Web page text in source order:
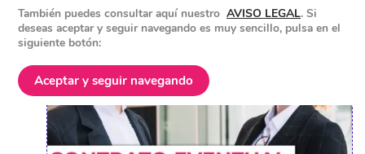
POSTED ON3 MAYO 2023
También puedes consultar aquí nuestro AVISO LEGAL. Si
deseas aceptar y seguir navegando es muy sencillo, pulsa en el
siguiente botón:
Aceptar y seguir navegando